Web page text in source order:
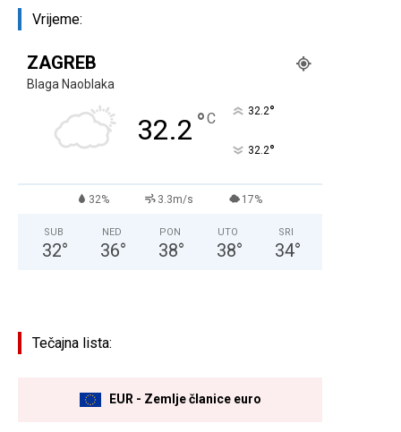
Vrijeme:
ZAGREB
Blaga Naoblaka
32.2 °C 32.2°
32.2°
32% 3.3m/s 17%
SUB
32°
NED
36°
PON
38°
UTO
38°
SRI
34°
Tečajna lista:
EUR - Zemlje članice euro